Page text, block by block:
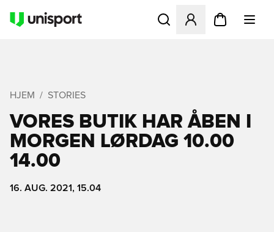
Åbner en Modal til at
HJEM STORIES
VORES BUTIK HAR ÅBEN I
MORGEN LØRDAG 10.00 
14.00
16. AUG. 2021, 15.04